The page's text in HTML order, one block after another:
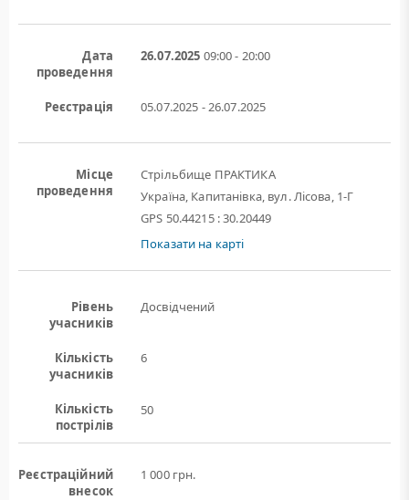
Дата
проведення
26.07.2025 09:00 - 20:00
Реєстрація 05.07.2025 - 26.07.2025
Місце
проведення
Стрільбище ПРАКТИКА
Україна, Капитанівка, вул. Лісова, 1-Г
GPS 50.44215 : 30.20449
Показати на карті
Рівень
учасників
Досвідчений
Кількість
учасників
6
Кількість
пострілів
50
Реєстраційний
внесок
1 000 грн.